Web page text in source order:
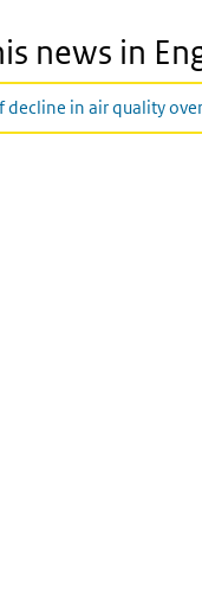
news in
decline in air quality